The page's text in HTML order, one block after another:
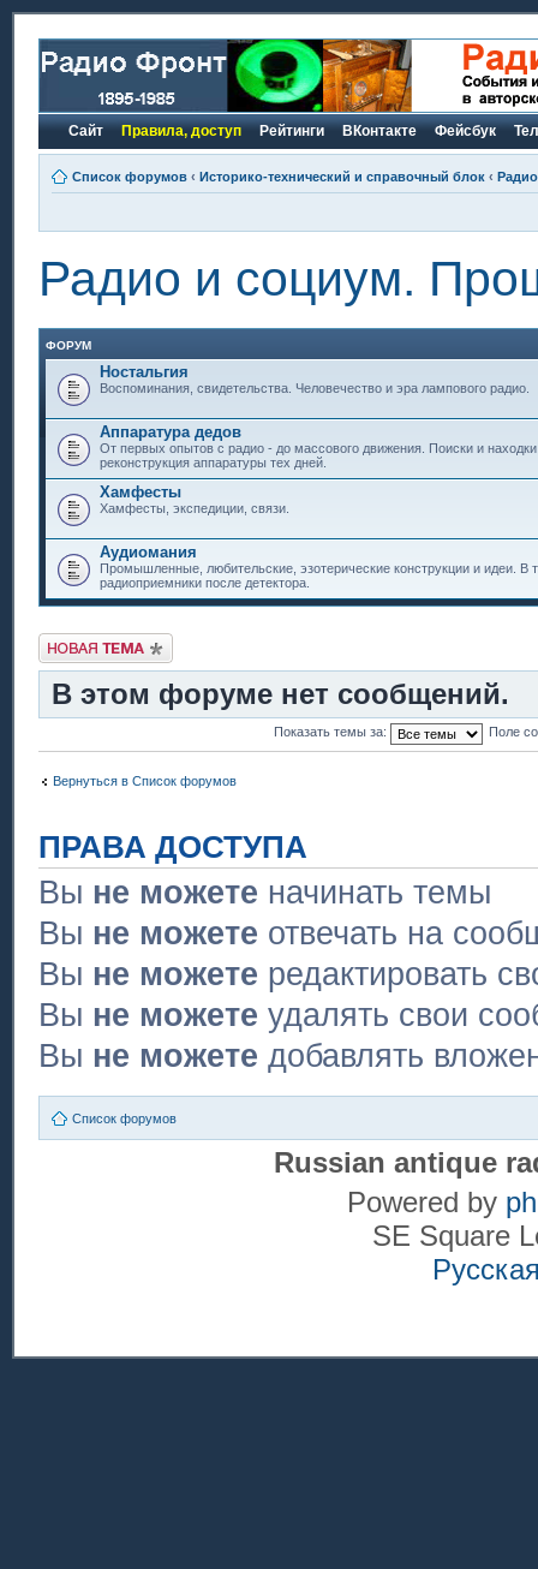
Сайт Правила, доступ Рейтинги ВКонтакте Фейсбук
Список форумов ‹ Историко-технический и справочный блок ‹
Радио и социум.
ФОРУМ
Ностальгия
Воспоминания, свидетельства. Человечество и эра лампового радио.
Аппаратура дедов
От первых опытов с радио - до массового движения. Поиски и
реконструкция аппаратуры тех дней.
Хамфесты
Хамфесты, экспедиции, связи.
Аудиомания
Промышленные, любительские, эзотерические конструкции и идеи. В
радиоприемники после детектора.
Новая тема
В этом форуме нет сообщений.
Показать темы за: Поле
Вернуться в Список форумов
ПРАВА ДОСТУПА
Вы не можете начинать темы
Вы не можете отвечать на
Вы не можете редактировать
Вы не можете удалять свои
Вы не можете добавлять
Список форумов
Russian antique
Powered by
SE Square